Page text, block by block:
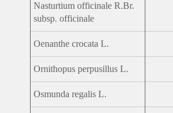
Nasturtium officinale R.Br.
subsp. officinale
Oenanthe crocata L.
Ornithopus perpusillus L.
Osmunda regalis L.